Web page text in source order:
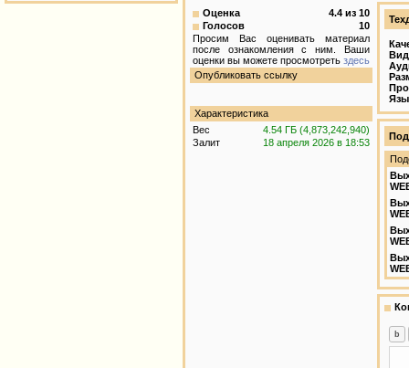
Оценка 4.4 из 10
Голосов
10
Просим Вас оценивать материал
после ознакомления с ним. Ваши
оценки вы можете просмотреть здесь
Опубликовать ссылку
Характеристика
Вес
4.54 ГБ (4,873,242,940)
Залит
18 апреля 2026 в 18:53